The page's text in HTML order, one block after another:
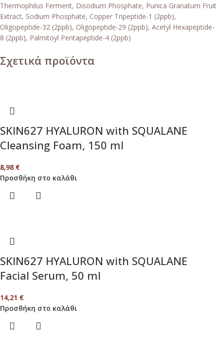
Thermophilus Ferment, Disodium Phosphate, Punica Granatum Fruit
Extract, Sodium Phosphate, Copper Tripeptide-1 (2ppb),
Oligopeptide-32 (2ppb), Oligopeptide-29 (2ppb), Acetyl Hexapeptide-
8 (2ppb), Palmitoyl Pentapeptide-4 (2ppb)
Σχετικά προϊόντα
SKIN627 HYALURON with SQUALANE
Cleansing Foam, 150 ml
8,98 €
Προσθήκη στο καλάθι
SKIN627 HYALURON with SQUALANE
Facial Serum, 50 ml
14,21 €
Προσθήκη στο καλάθι